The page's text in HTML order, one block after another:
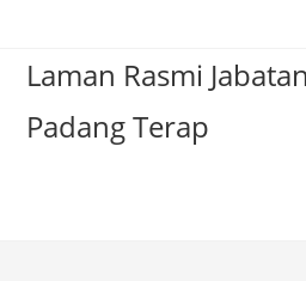
Laman Rasmi
Padang Terap